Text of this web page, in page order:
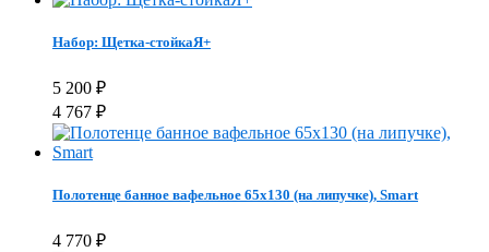
Набор: Щетка-стойкаЯ+
5 200 ₽
4 767 ₽
Полотенце банное вафельное 65х130 (на липучке), Smart
4 770 ₽